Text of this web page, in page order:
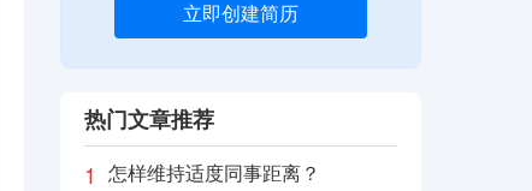
立即创建简历
热门文章推荐
1 怎样维持适度同事距离？